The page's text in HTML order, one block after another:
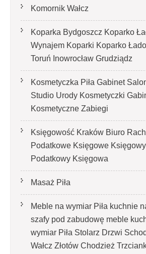
Komornik Wałcz
Koparka Bydgoszcz Koparko
Wynajem Koparki Koparko
Toruń Inowrocław Grudziądz
Kosmetyczka Piła Gabinet
Studio Urody Kosmetyczki
Kosmetyczne Zabiegi
Księgowość Kraków Biuro
Podatkowe Księgowe
Podatkowy Księgowa
Masaż Piła
Meble na wymiar Piła kuchnie
szafy pod zabudowę meble
wymiar Piła Stolarz Drzwi
Wałcz Złotów Chodzież